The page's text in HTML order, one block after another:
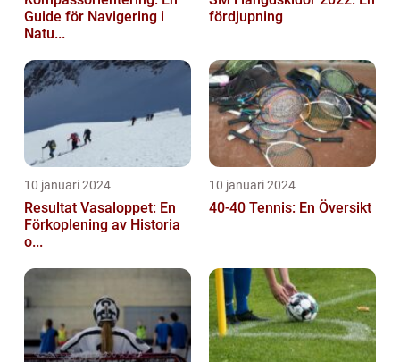
Guide för Navigering i
Natu...
fördjupning
10 januari 2024
Resultat Vasaloppet: En
Förkoplening av Historia
o...
10 januari 2024
40-40 Tennis: En Översikt